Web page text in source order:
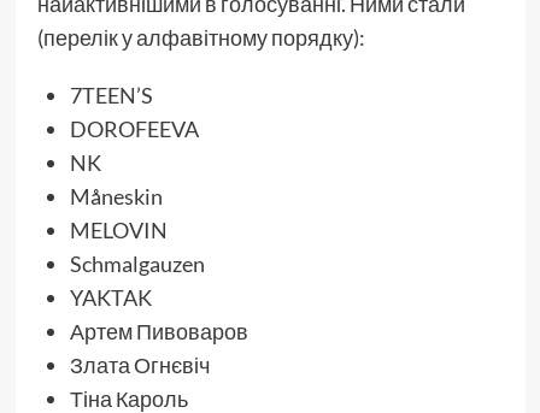
(перелік у алфавітному порядку):
7TEEN’S
DOROFEEVA
NK
Måneskin
MELOVIN
Schmalgauzen
YAKTAK
Артем Пивоваров
Злата Огнєвіч
Тіна Кароль